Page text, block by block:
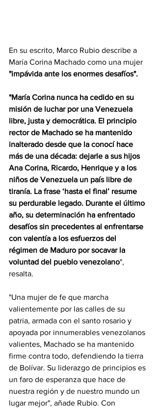
En su escrito, Marco Rubio describe a
María Corina Machado como una mujer
"impávida ante los enormes desafíos".
"María Corina nunca ha cedido en su
misión de luchar por una Venezuela
libre, justa y democrática. El principio
rector de Machado se ha mantenido
inalterado desde que la conocí hace
más de una década: dejarle a sus hijos
Ana Corina, Ricardo, Henrique y a los
niños de Venezuela un país libre de
tiranía. La frase ‘hasta el final’ resume
su perdurable legado. Durante el último
año, su determinación ha enfrentado
desafíos sin precedentes al enfrentarse
con valentía a los esfuerzos del
régimen de Maduro por socavar la
voluntad del pueblo venezolano",
resalta.
"Una mujer de fe que marcha
valientemente por las calles de su
patria, armada con el santo rosario y
apoyada por innumerables venezolanos
valientes, Machado se ha mantenido
firme contra todo, defendiendo la tierra
de Bolívar. Su liderazgo de principios es
un faro de esperanza que hace de
nuestra región y de nuestro mundo un
lugar mejor", añade Rubio. Con